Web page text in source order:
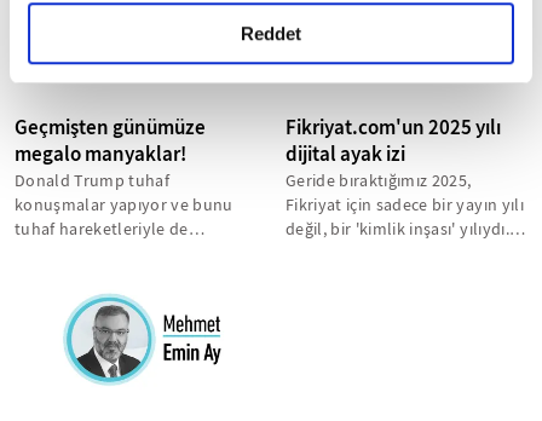
detaylı bilgi almak için lütfentıklayınız.
Reddet
Geçmişten günümüze
megalo manyaklar!
Donald Trump tuhaf
konuşmalar yapıyor ve bunu
tuhaf hareketleriyle de
Fikriyat.com'un 2025 yılı
dijital ayak izi
Geride bıraktığımız 2025,
Fikriyat için sadece bir yayın yılı
değil, bir 'kimlik inşası' yılıydı.